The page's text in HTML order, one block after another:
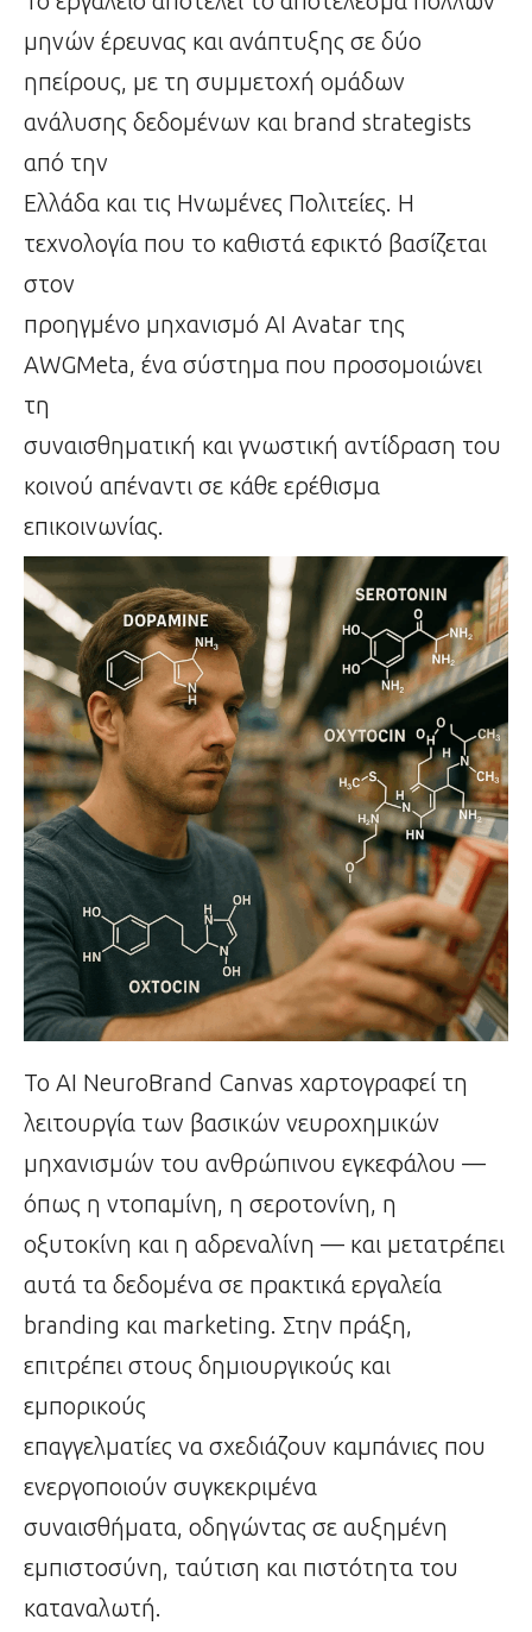
μηνών έρευνας και ανάπτυξης σε δύο
ηπείρους, με τη συμμετοχή ομάδων
ανάλυσης δεδομένων και brand strategists
από την
Ελλάδα και τις Ηνωμένες Πολιτείες. Η
τεχνολογία που το καθιστά εφικτό βασίζεται
στον
προηγμένο μηχανισμό AI Avatar της
AWGMeta, ένα σύστημα που προσομοιώνει
τη
συναισθηματική και γνωστική αντίδραση του
κοινού απέναντι σε κάθε ερέθισμα
επικοινωνίας.
Το ΑΙ NeuroBrand Canvas χαρτογραφεί τη
λειτουργία των βασικών νευροχημικών
μηχανισμών του ανθρώπινου εγκεφάλου —
όπως η ντοπαμίνη, η σεροτονίνη, η
οξυτοκίνη και η αδρεναλίνη — και μετατρέπει
αυτά τα δεδομένα σε πρακτικά εργαλεία
branding και marketing. Στην πράξη,
επιτρέπει στους δημιουργικούς και
εμπορικούς
επαγγελματίες να σχεδιάζουν καμπάνιες που
ενεργοποιούν συγκεκριμένα
συναισθήματα, οδηγώντας σε αυξημένη
εμπιστοσύνη, ταύτιση και πιστότητα του
καταναλωτή.